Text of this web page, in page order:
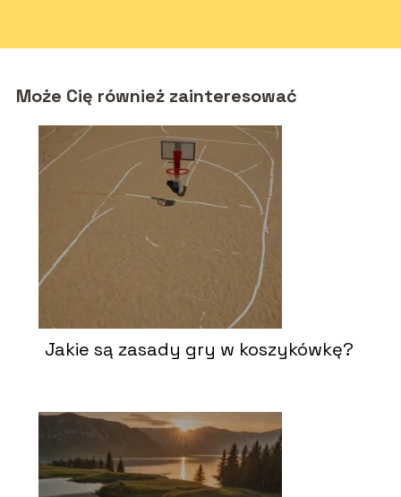
Może Cię również zainteresować
Jakie są zasady gry w koszykówkę?